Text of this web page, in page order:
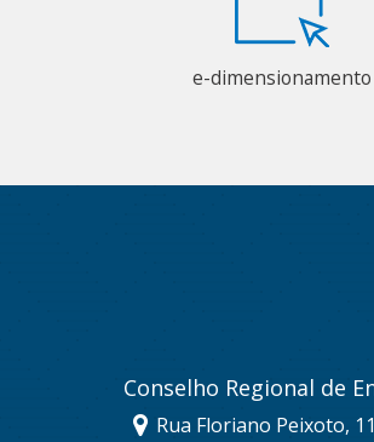
e-dimensionamento
Conselho Regional de
Rua Floriano Peixoto,